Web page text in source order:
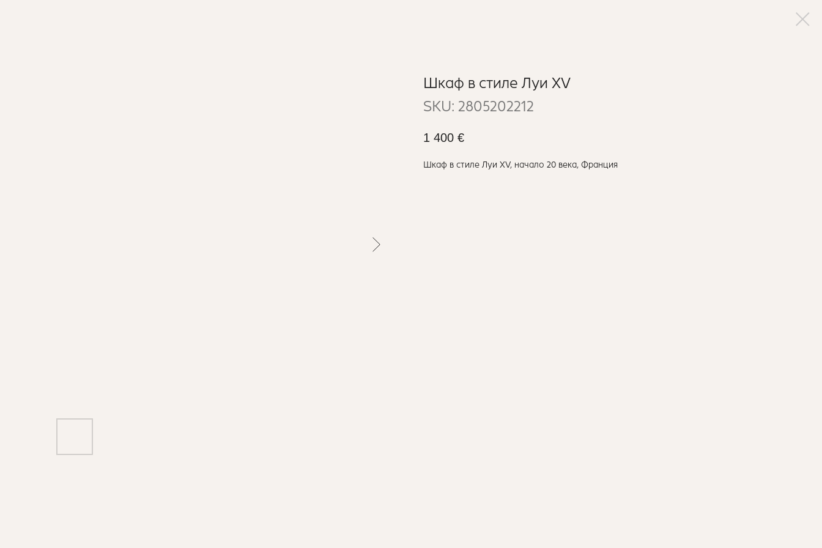
Шкаф в стиле Луи XV
SKU: 2805202212
1 400 €
Шкаф в стиле Луи XV, начало 20 века, Франция